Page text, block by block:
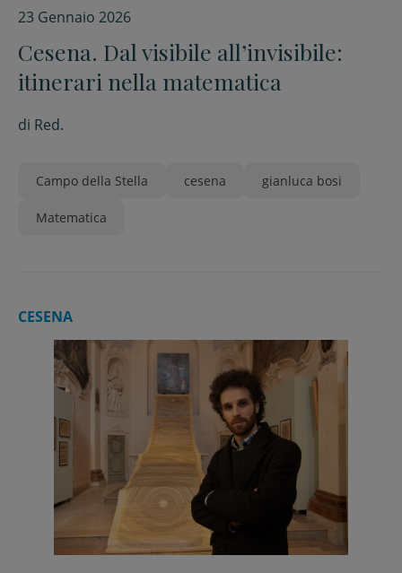
23 Gennaio 2026
Cesena. Dal visibile all’invisibile:
itinerari nella matematica
di Red.
Campo della Stella cesena gianluca bosi
Matematica
CESENA